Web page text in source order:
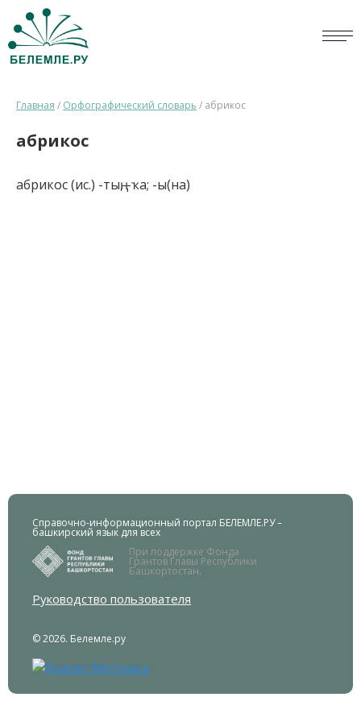
ОПРОС
СПРАВКА
Главная / Орфографический словарь / абрикос
абрикос
абрикос (ис.) -тың, -ҡа; -ы(на)
Справочно-информационный портал БЕЛЕМЛЕ.РУ –
башкирский язык для всех
При поддержке Фонда
Грантов Главы Республики
Башкортостан.
Руководство пользователя
© 2026. Белемле.ру